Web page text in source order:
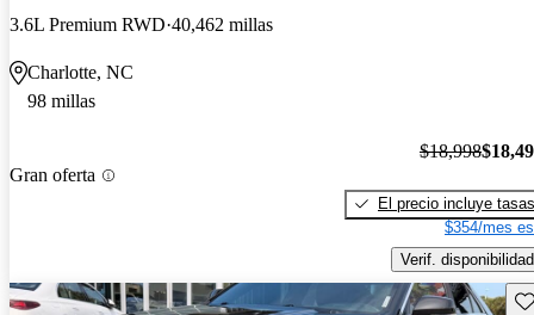
3.6L Premium RWD 40,462 millas
Charlotte, NC
98 millas
Gran oferta
$18,998
El precio incluye tasas
$354/mes
Verif. disponibilidad